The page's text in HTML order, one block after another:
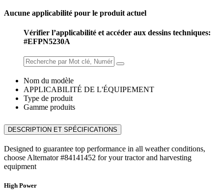
Aucune applicabilité pour le produit actuel
Vérifier l’applicabilité et accéder aux dessins techniques:
#EFPN5230A
Nom du modèle
APPLICABILITÉ DE L'ÉQUIPEMENT
Type de produit
Gamme produits
DESCRIPTION ET SPÉCIFICATIONS
Designed to guarantee top performance in all weather conditions,
choose Alternator #84141452 for your tractor and harvesting
equipment
High Power